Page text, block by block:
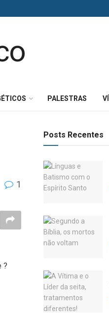
PALESTRAS
1
?
Posts Recentes